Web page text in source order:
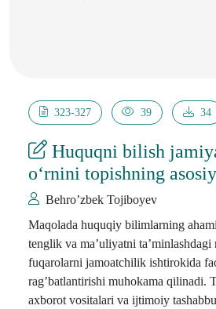
sun’iy intellekt, kiberxavfsizlik va
mashg‘ulotlar kabi innovatsion
uchun foydali bо‘lishi mumkin.
323-327 39 34
Huquqni bilish
o‘rnini topishning
Behro’zbek Tojiboyev
Maqolada huquqiy bilimlarning
tenglik va ma’uliyatni
fuqarolarni jamoatchilik ishtirokida
rag’batlantirishi muhokama qilinadi.
axborot vositalari va ijtimoiy